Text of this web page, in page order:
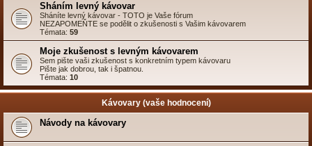
Sháním levný kávovar
Sháníte levný kávovar - TOTO je Vaše fórum
NEZAPOMEŇTE se podělit o zkušenosti s Vašim kávovarem
Témata: 59
Moje zkušenost s levným kávovarem
Sem pište vaši zkušenost s konkretním typem kávovaru
Pište jak dobrou, tak i špatnou.
Témata: 10
Kávovary (vaše hodnocení)
Návody na kávovary